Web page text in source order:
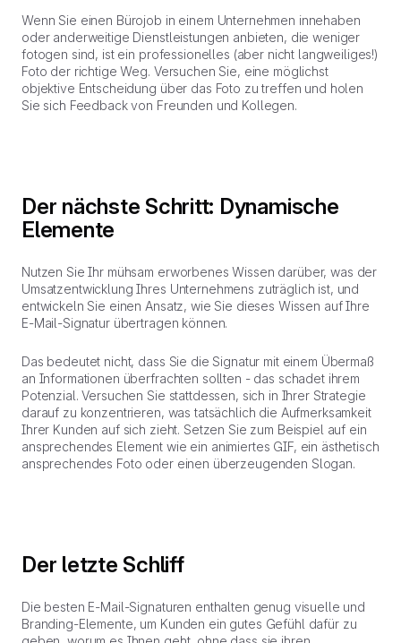
Wenn Sie einen Bürojob in einem Unternehmen innehaben
oder anderweitige Dienstleistungen anbieten, die weniger
fotogen sind, ist ein professionelles (aber nicht langweiliges!)
Foto der richtige Weg. Versuchen Sie, eine möglichst
objektive Entscheidung über das Foto zu treffen und holen
Sie sich Feedback von Freunden und Kollegen.
Der nächste Schritt: Dynamische
Elemente
Nutzen Sie Ihr mühsam erworbenes Wissen darüber, was der
Umsatzentwicklung Ihres Unternehmens zuträglich ist, und
entwickeln Sie einen Ansatz, wie Sie dieses Wissen auf Ihre
E-Mail-Signatur übertragen können.
Das bedeutet nicht, dass Sie die Signatur mit einem Übermaß
an Informationen überfrachten sollten - das schadet ihrem
Potenzial. Versuchen Sie stattdessen, sich in Ihrer Strategie
darauf zu konzentrieren, was tatsächlich die Aufmerksamkeit
Ihrer Kunden auf sich zieht. Setzen Sie zum Beispiel auf ein
ansprechendes Element wie ein animiertes GIF, ein ästhetisch
ansprechendes Foto oder einen überzeugenden Slogan.
Der letzte Schliff
Die besten E-Mail-Signaturen enthalten genug visuelle und
Branding-Elemente, um Kunden ein gutes Gefühl dafür zu